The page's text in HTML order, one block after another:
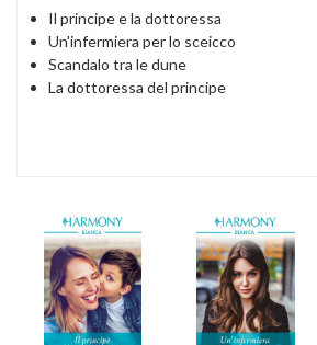
Il principe e la dottoressa
Un'infermiera per lo sceicco
Scandalo tra le dune
La dottoressa del principe